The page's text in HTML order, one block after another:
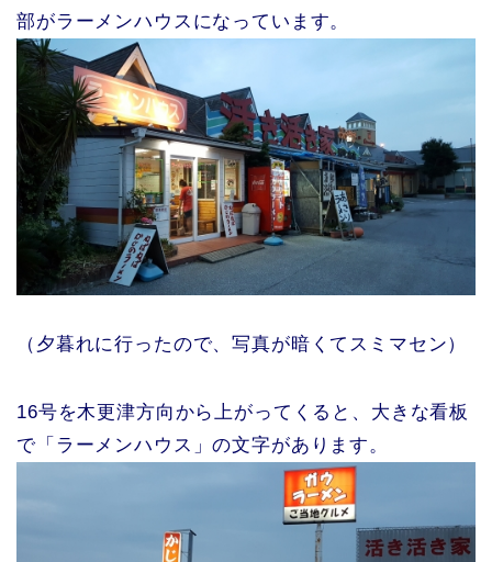
部がラーメンハウスになっています。
（夕暮れに行ったので、写真が暗くてスミマセン）
16号を木更津方向から上がってくると、大きな看板
で「ラーメンハウス」の文字があります。